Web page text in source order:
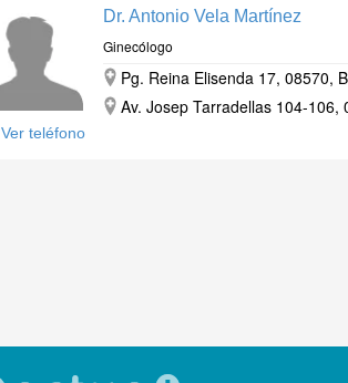
Ver teléfono
Dr. Antonio Vela Martínez
Ginecólogo
Pg. Reina Elisenda 17, 08570,
Av. Josep Tarradellas 104-106,